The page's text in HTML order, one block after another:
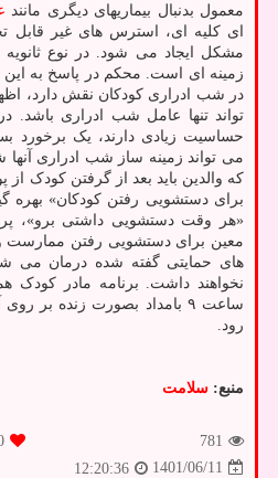
معمول بدنبال بیماریهای دیگری مانند
ای کلیه ای، استرس های غیر قابل
مشکل ایجاد می شود. در نوع ثانویه
زمینه ای است. محکم در پاسخ به
در شب ادراری کودکان نقش دارد،
تواند تنها عامل شب ادراری باشد.
حساسیت زیادی دارند، یک برخورد
می تواند زمینه ساز شب ادراری آنها
که والدین باید بعد از گرفتن کودک از
برای دستشویی رفتن کودکان» بهره
«هر وقت دستشویی داشتی برو»،
معین برای دستشویی رفتن ممارست
های حمایتی گفته شده درمان می
نخواهند داشت. برنامه مادر کودک
ساعت ۹ بامداد بصورت زنده
رود.
منبع: سلامت
781
1401/06/11
12:20:36